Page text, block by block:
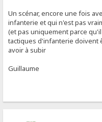
Un scénar, encore une fois
infanterie et qui n'est pas
(et pas uniquement parce
tactiques d'infanterie doivent
avoir à subir
Guillaume